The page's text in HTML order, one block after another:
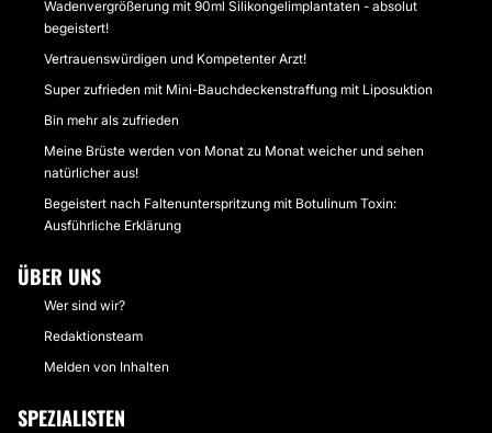
Wadenvergrößerung mit 90ml Silikongelimplantaten - absolut
begeistert!
Vertrauenswürdigen und Kompetenter Arzt!
Super zufrieden mit Mini-Bauchdeckenstraffung mit Liposuktion
Bin mehr als zufrieden
Meine Brüste werden von Monat zu Monat weicher und sehen
natürlicher aus!
Begeistert nach Faltenunterspritzung mit Botulinum Toxin:
Ausführliche Erklärung
ÜBER UNS
Wer sind wir?
Redaktionsteam
Melden von Inhalten
SPEZIALISTEN